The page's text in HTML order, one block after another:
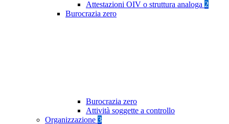
Attestazioni OIV o struttura analoga 2
Burocrazia zero
Burocrazia zero
Attività soggette a controllo
Organizzazione 3